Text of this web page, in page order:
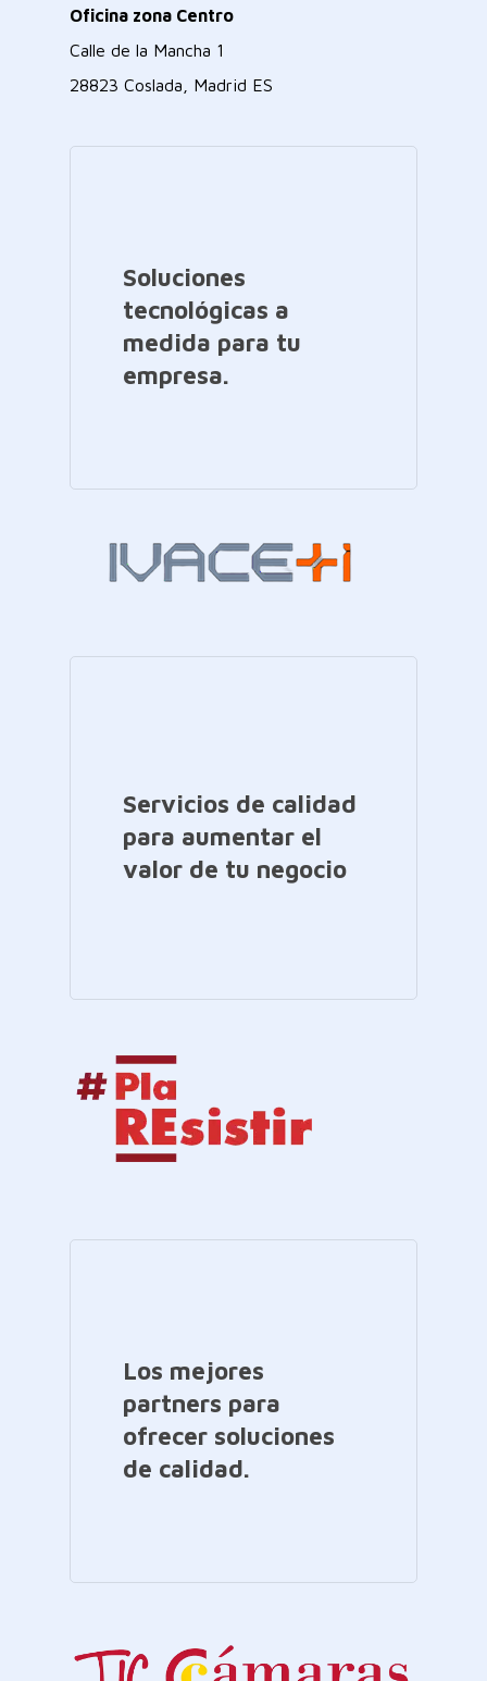
Oficina zona Centro
Calle de la Mancha 1
28823 Coslada, Madrid ES
Soluciones
tecnológicas a
medida para tu
empresa.
Servicios de calidad
para aumentar el
valor de tu negocio
Los mejores
partners para
ofrecer soluciones
de calidad.